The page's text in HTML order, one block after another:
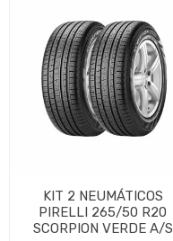
KIT 2 NEUMÁTICOS
PIRELLI 265/50 R20
SCORPION VERDE A/S